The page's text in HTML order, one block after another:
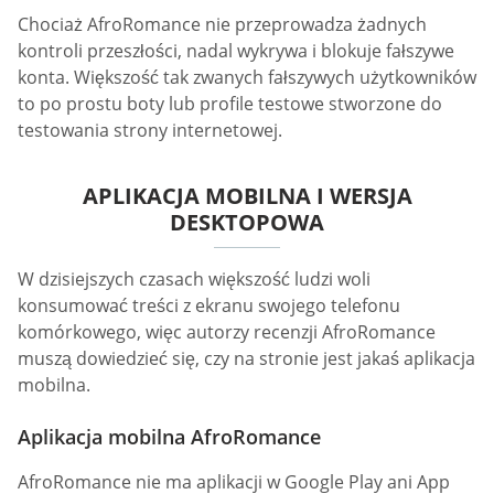
Chociaż AfroRomance nie przeprowadza żadnych
kontroli przeszłości, nadal wykrywa i blokuje fałszywe
konta. Większość tak zwanych fałszywych użytkowników
to po prostu boty lub profile testowe stworzone do
testowania strony internetowej.
APLIKACJA MOBILNA I WERSJA
DESKTOPOWA
W dzisiejszych czasach większość ludzi woli
konsumować treści z ekranu swojego telefonu
komórkowego, więc autorzy recenzji AfroRomance
muszą dowiedzieć się, czy na stronie jest jakaś aplikacja
mobilna.
Aplikacja mobilna AfroRomance
AfroRomance nie ma aplikacji w Google Play ani App